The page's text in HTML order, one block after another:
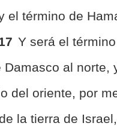
el término de
Y será el
Damasco al norte,
del oriente, por
la tierra de